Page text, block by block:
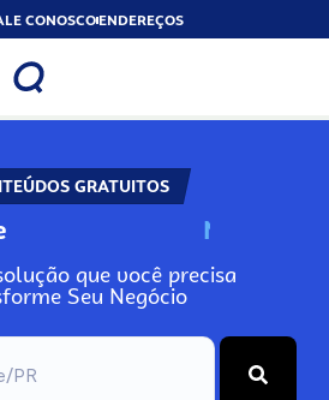
CONOSCOENDEREÇOS
GRATUITOS
N
que você precisa
Seu Negócio